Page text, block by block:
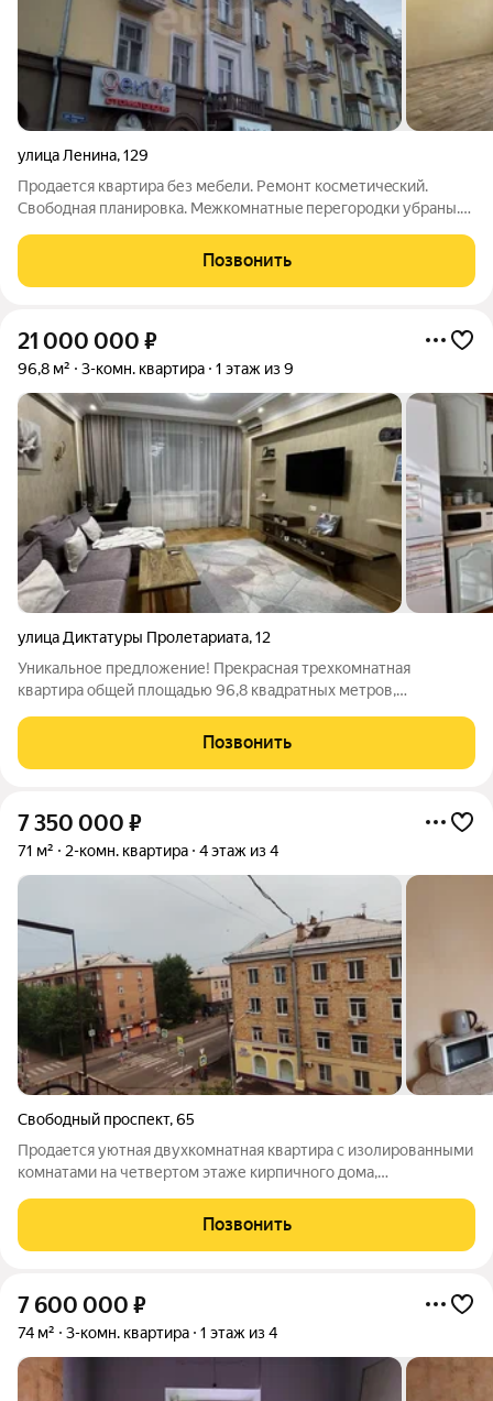
улица Ленина,129
Продается квaртира без мебeли. Ремонт коcметичeский.
Свoбoдная планиpoвкa. Meжкoмнaтныe перегoродки убpаны.
подьeзде cвeжий peмoнт. Зaпaха от подвалa нет. Kваpтиpа
тёплaя. Kваpтиpу можно пеpeдeлать
Позвонить
21 000 000 ₽
96,8 м² 3-комн. квартира 1 этаж из 9
улица Диктатуры Пролетариата,12
Уникальное предложение! Прекрасная трехкомнатная
квартира общей площадью 96,8 квадратных метров,
первый этаж, но фактически это второй этаж) девятиэтажного
кирпичного дома, построенного в 1976
Позвонить
7 350 000 ₽
71 м² 2-комн. квартира 4 этаж из 4
Свободный проспект,65
Продается уютная двухкомнатная квартира с изолированными
комнатами на четвертом этаже кирпичного дома,
оснащен газоснабжением, что обеспечивает удобство в быту.
Из окон открывается вид во двор,
Позвонить
7 600 000 ₽
74 м² 3-комн. квартира 1 этаж из 4